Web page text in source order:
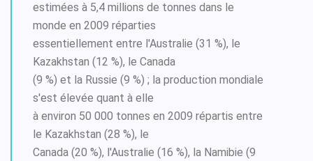
estimées à 5,4 millions de tonnes dans le
monde en 2009 réparties
essentiellement entre l'Australie (31 %), le
Kazakhstan (12 %), le Canada
(9 %) et la Russie (9 %) ; la production mondiale
s'est élevée quant à elle
à environ 50 000 tonnes en 2009 répartis entre
le Kazakhstan (28 %), le
Canada (20 %), l'Australie (16 %), la Namibie (9